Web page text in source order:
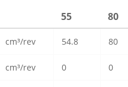
55 80
cm³/rev 54.8 80
cm³/rev 0 0